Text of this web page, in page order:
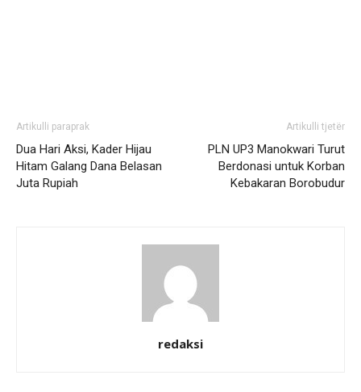
Artikulli paraprak
Dua Hari Aksi, Kader Hijau
Hitam Galang Dana Belasan
Juta Rupiah
Artikulli tjetër
PLN UP3 Manokwari Turut
Berdonasi untuk Korban
Kebakaran Borobudur
redaksi